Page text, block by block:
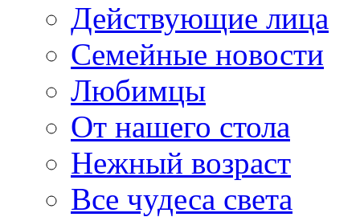
Действующие лица
Семейные новости
Любимцы
От нашего стола
Нежный возраст
Все чудеса света